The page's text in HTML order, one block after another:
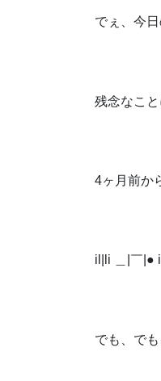
でぇ、今
残念なこ
4ヶ月前か
il|li ＿|￣|●
でも、で